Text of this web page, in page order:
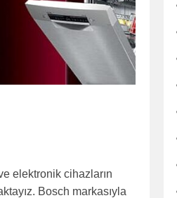
elektronik cihazların
Bosch markasıyla